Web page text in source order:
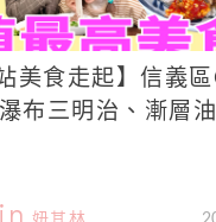
美食走起】信義
布三明治、漸層